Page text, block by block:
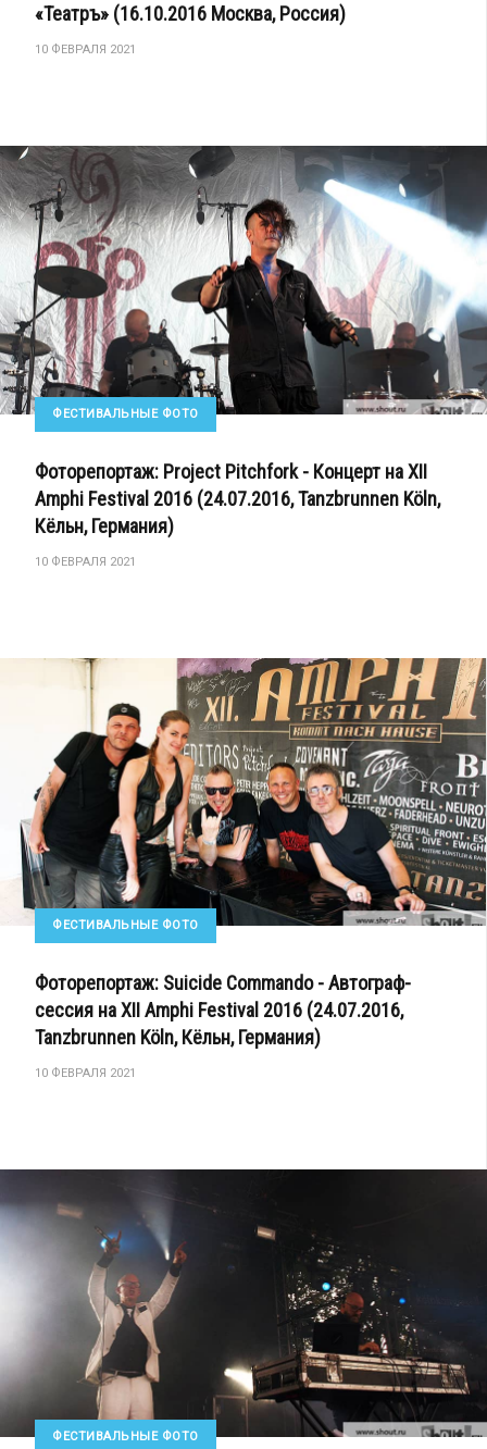
«Театръ» (16.10.2016 Москва, Россия)
10 ФЕВРАЛЯ 2021
ФЕСТИВАЛЬНЫЕ ФОТО
Фоторепортаж: Project Pitchfork - Концерт на XII
Amphi Festival 2016 (24.07.2016, Tanzbrunnen Köln,
Кёльн, Германия)
10 ФЕВРАЛЯ 2021
ФЕСТИВАЛЬНЫЕ ФОТО
Фоторепортаж: Suicide Commando - Автограф-
сессия на XII Amphi Festival 2016 (24.07.2016,
Tanzbrunnen Köln, Кёльн, Германия)
10 ФЕВРАЛЯ 2021
ФЕСТИВАЛЬНЫЕ ФОТО